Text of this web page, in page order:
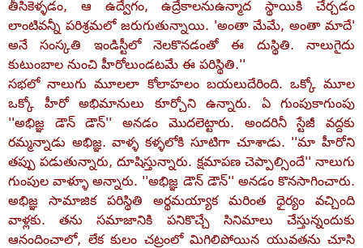
తీసికెళ్ళడం, ఆ ఉద్వేగం, ఉద్రేకాలనుఉన్మాద స్థాయికి చేర్చడం
లాంటివన్నీ పరిశ్రమలో జరుగుతున్నాయి. 'అంతా మేమే, అంతా మాదే'
అనే సంస్కతి ఇండిస్టీలో నెలకొనడంతో ఈ దుస్థితి. నాలుగైదు
కుటుంబాల నుంచి హీరోలుండటమే ఈ పరిస్థితి.''
సభలో నాలుగు మూలలా కోలాహలం బయలుదేరింది. ఒక్కో మూల
ఒక్కో హీరో అభిమానులు కూర్చోని ఉన్నారు. ఏ గుంపుకాగుంపు
''అభిజ్ఞ డౌన్‌ డౌన్‌'' అనడం మొదలెట్టారు. అందరినీ స్టేజీ వద్దకు
రమ్మన్నాడు అభిజ్ఞ. వాళ్ళ కళ్ళలోకి సూటిగా చూశాడు. ''మా హీరోని
తప్పు పడుతున్నారు, దూషిస్తున్నారు. క్షమాపణ చెప్పాల్సిందే'' నాలుగు
గుంపుల వాళ్ళూ అన్నారు. ''అభిజ్ఞ డౌన్‌ డౌన్‌'' అనడం కొనసాగించారు.
అభిజ్ఞ సామాజిక పరిస్థితి అర్థమయ్యాక మరింత ధైర్యం వచ్చింది
వాళ్లకు. తను సమాజానికి పనికొచ్చే సినిమాలు చేస్తున్నందుకు
ఆనందించాలో, లేక కులం చట్రంలో మిగిలిపోయిన యువతను చూసి